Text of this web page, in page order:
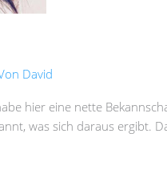
David
hier eine nette
was sich daraus ergibt.